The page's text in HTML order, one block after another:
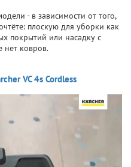
- в зависимости от того,
плоскую для уборки как
покрытий или насадку с
нет ковров.
VC 4s Cordless